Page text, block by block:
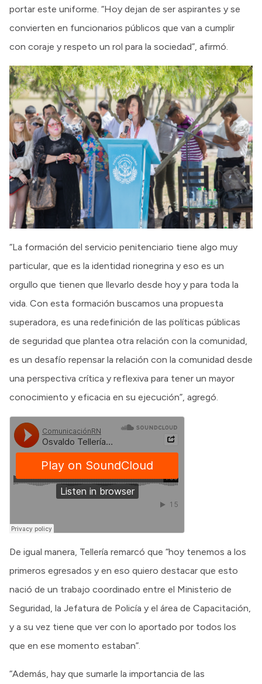
portar este uniforme. “Hoy dejan de ser aspirantes y se
convierten en funcionarios públicos que van a cumplir
con coraje y respeto un rol para la sociedad”, afirmó.
“La formación del servicio penitenciario tiene algo muy
particular, que es la identidad rionegrina y eso es un
orgullo que tienen que llevarlo desde hoy y para toda la
vida. Con esta formación buscamos una propuesta
superadora, es una redefinición de las políticas públicas
de seguridad que plantea otra relación con la comunidad,
es un desafío repensar la relación con la comunidad desde
una perspectiva crítica y reflexiva para tener un mayor
conocimiento y eficacia en su ejecución”, agregó.
De igual manera, Tellería remarcó que “hoy tenemos a los
primeros egresados y en eso quiero destacar que esto
nació de un trabajo coordinado entre el Ministerio de
Seguridad, la Jefatura de Policía y el área de Capacitación,
y a su vez tiene que ver con lo aportado por todos los
que en ese momento estaban”.
“Además, hay que sumarle la importancia de las